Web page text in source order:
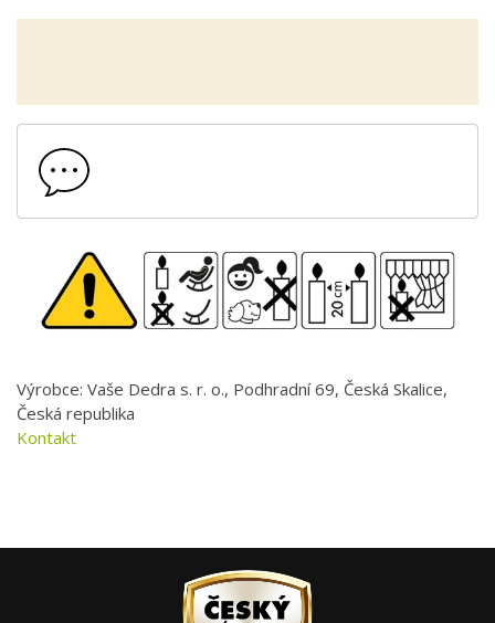
Výrobce: Vaše Dedra s. r. o., Podhradní 69, Česká Skalice,
Česká republika
Kontakt